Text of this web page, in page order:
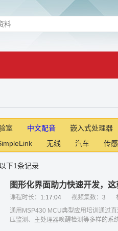
室 中文配音 嵌入式处理器
无线 汽车 传
下1条记录
图形化界面助力快速开发，
课程时长： 1:17:04 视频集数： 3
通用MSP430 MCU典型应用培训通过
压监测、主处理器唤醒检测等多样的系